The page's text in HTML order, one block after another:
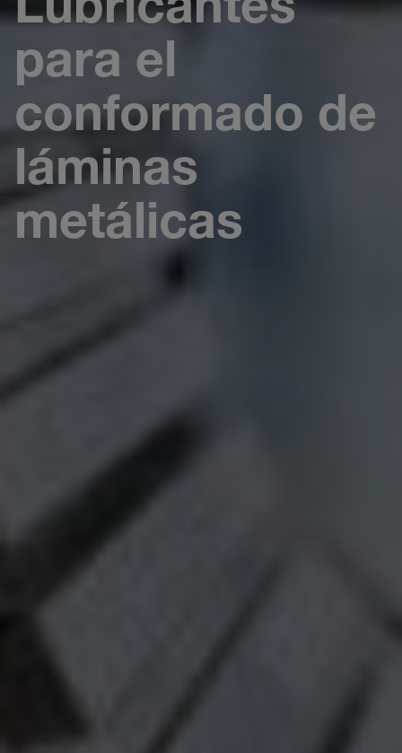
Lubricantes
para el
conformado de
láminas
metálicas